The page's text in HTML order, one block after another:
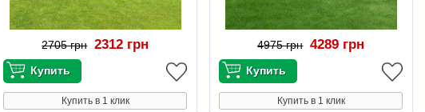
2705 грн 2312 грн
Купить в 1 клик
4975 грн 4289 грн
Купить в 1 клик